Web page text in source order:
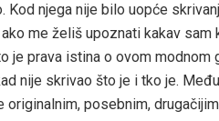
Kod njega nije bilo uopće
me želiš upoznati kakav sam
je prava istina o ovom modnom
nije skrivao što je i tko je.
originalnim, posebnim,